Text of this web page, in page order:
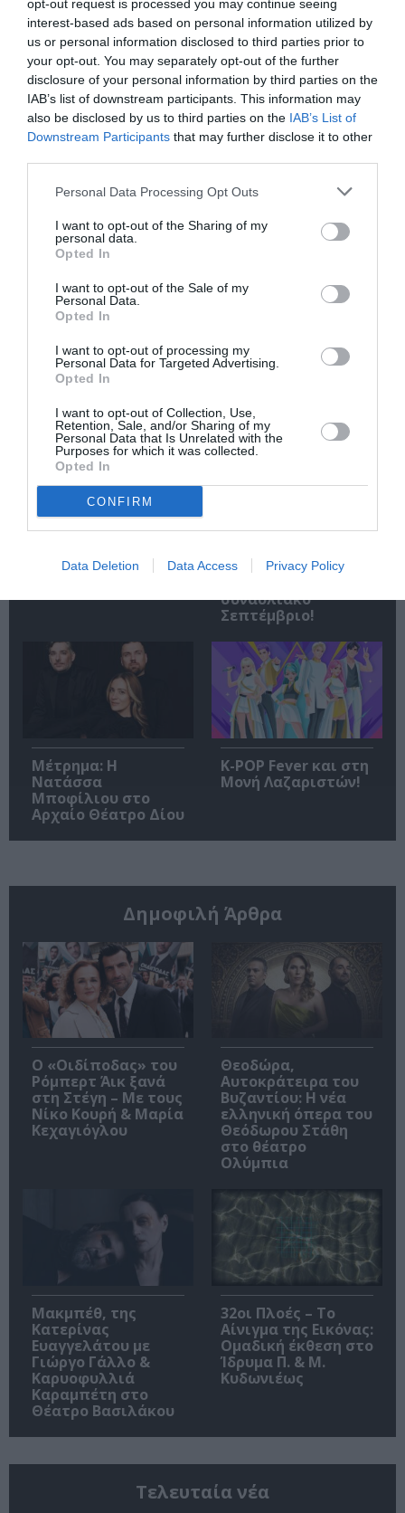
opt-out request is processed you may continue seeing
interest-based ads based on personal information utilized by
us or personal information disclosed to third parties prior to
your opt-out. You may separately opt-out of the further
disclosure of your personal information by third parties on the
IAB’s list of downstream participants. This information may
also be disclosed by us to third parties on the IAB’s List of
Downstream Participants that may further disclose it to other
Personal Data Processing Opt Outs
I want to opt-out of the Sharing of my
personal data.
Opted In
I want to opt-out of the Sale of my
Personal Data.
Opted In
I want to opt-out of processing my
Personal Data for Targeted Advertising.
Opted In
I want to opt-out of Collection, Use,
Retention, Sale, and/or Sharing of my
Personal Data that Is Unrelated with the
Purposes for which it was collected.
Opted In
CONFIRM
Data Deletion Data Access Privacy Policy
Tags
ΝΤΙΝΟΣ ΧΡΙΣΤΙΑΝΟΠΟΥΛΟΣ
Newsletter
Κάθε βδομάδα στο e-mail σας τα τελευταία νέα για
την Τέχνη και τον Πολιτισμό!
Σταύρος Ξαρχάκος:
Θέατρο Λυκαβηττού
Η Μουσική
υποδέχεται έναν
συναυλιακό
Σεπτέμβριο!
Μέτρημα: Η
Νατάσσα
Μποφίλιου στο
Αρχαίο Θέατρο Δίου
K-POP Fever και στη
Μονή Λαζαριστών!
Δημοφιλή Άρθρα
O «Οιδίποδας» του
Ρόμπερτ Άικ ξανά
στη Στέγη – Με τους
Νίκο Κουρή & Μαρία
Κεχαγιόγλου
Θεοδώρα,
Αυτοκράτειρα του
Βυζαντίου: Η νέα
ελληνική όπερα του
Θεόδωρου Στάθη
στο θέατρο
Ολύμπια
Μακμπέθ, της
Κατερίνας
Ευαγγελάτου με
Γιώργο Γάλλο &
Καρυοφυλλιά
Καραμπέτη στο
Θέατρο Βασιλάκου
32οι Πλοές – Το
Αίνιγμα της Εικόνας:
Ομαδική έκθεση στο
Ίδρυμα Π. & Μ.
Κυδωνιέως
Τελευταία νέα